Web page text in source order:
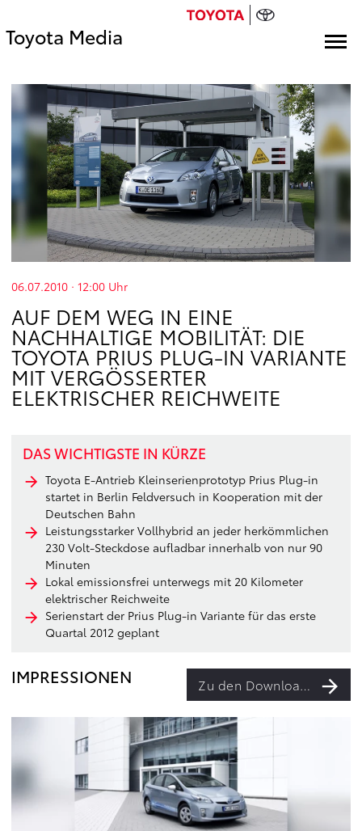
Toyota Media
06.07.2010 · 12:00 Uhr
AUF DEM WEG IN EINE
NACHHALTIGE MOBILITÄT: DIE
TOYOTA PRIUS PLUG-IN VARIANTE
MIT VERGÖSSERTER E
LEKTRISCHER REICHWEITE
DAS WICHTIGSTE IN KÜRZE
Toyota E-Antrieb Kleinserienprototyp Prius Plug-in
startet in Berlin Feldversuch in Kooperation mit der
Deutschen Bahn
Leistungsstarker Vollhybrid an jeder herkömmlichen
230 Volt-Steckdose aufladbar innerhalb von nur 90
Minuten
Lokal emissionsfrei unterwegs mit 20 Kilometer
elektrischer Reichweite
Serienstart der Prius Plug-in Variante für das erste
Quartal 2012 geplant
IMPRESSIONEN Zu den Downloads